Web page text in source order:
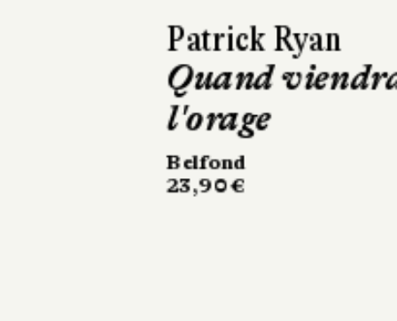
David Sala
Frankenstein
Casterman
220 pages, 28 €